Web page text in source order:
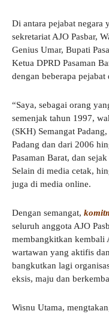
Di antara pejabat negara
sekretariat AJO Pasbar,
Genius Umar, Bupati
Ketua DPRD Pasaman
dengan beberapa
“Saya, sebagai orang
semenjak tahun 1997,
(SKH) Semangat
Padang dan dari 2006
Pasaman Barat, dan
Selain di media cetak,
juga di media online.
Dengan semangat,
seluruh anggota AJO
membangkitkan kembali
wartawan yang aktifis
bangkutkan lagi
eksis, maju dan
Wisnu Utama,